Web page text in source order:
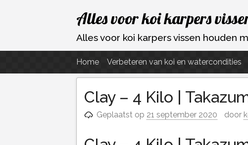
Ga
naar
de
Alles voor koi karpers
Alles voor koi karpers vissen houden
Home Verbeteren van koi en watercondities
Clay – 4 Kilo |
Geplaatst op 21 september 2020 door